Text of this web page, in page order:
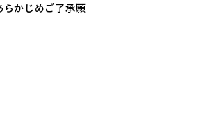
かじめご了承願